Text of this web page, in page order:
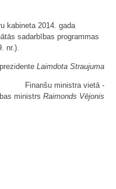
kabineta 2014. gada
sadarbības programmas
nr.).
Laimdota Straujuma
Finanšu ministra vietā -
ministrs Raimonds Vējonis